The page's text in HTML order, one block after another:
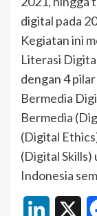
digital pada
Kegiatan ini
Literasi
dengan 4
Bermedia
Bermedia
(Digital
(Digital
Indonesia
LinkedIn